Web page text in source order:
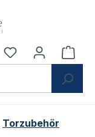
Du hast 0
Torzubehör